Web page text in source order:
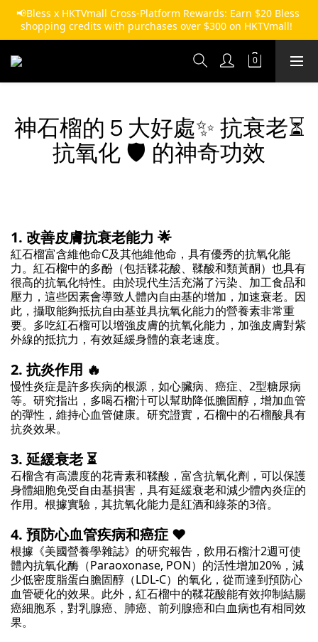
📢Bless x HKTVmall Cross-Platform Rewards: Earn $20 Bless
shopping credits with purchases over $300 on HKTVmall!
神石榴的５大好處✨ 抗衰老⏳
抗氧化 🛡️ 的神奇功效
1. 改善皮膚抗衰老能力 🌟
紅石榴富含維他命C及其他維他命，具有優秀的抗氧化能
力。紅石榴中的多酚（包括鞣花酸、鞣酸和類黃酮）也具有
很高的抗氧化特性。由於現代生活充滿了污染、加工食品和
壓力，這些因素會導致人體內自由基的增加，加速衰老。因
此，攝取能夠抵抗自由基並具抗氧化能力的營養素非常重
要。多吃紅石榴可以增強皮膚的抗氧化能力，加強皮膚對紫
外線的抵抗力，有效延緩身體的衰老速度。
2. 抗炎作用 🔥
慢性炎症是許多疾病的根源，如心臟病、癌症、2型糖尿病
等。研究指出，多喝石榴汁可以幫助降低膽固醇，增加血管
的彈性，維持心血管健康。研究證實，石榴中的石榴酸具有
抗炎效果。
3. 延緩衰老 ⏳
石榴含有高濃度的花青素和鞣酸，富含抗氧化劑，可以保護
身體細胞免受自由基損害，具有延緩衰老和減少體內炎症的
作用。根據實驗，其抗氧化能力是紅酒和綠茶的3倍。
4. 預防心血管疾病和癌症 ❤️
根據《美國營養學雜誌》的研究報告，飲用石榴汁2週可使
體內抗氧化酶（Paraoxonase, PON）的活性增加20%，減
少低密度脂蛋白膽固醇（LDL-C）的氧化，從而達到預防心
血管硬化的效果。此外，紅石榴中的鞣花酸能有效抑制結腸
癌細胞系，對乳腺癌、肺癌、前列腺癌和白血病也有相同效
果。